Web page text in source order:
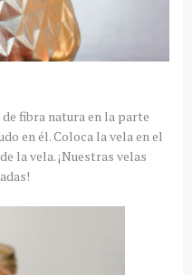
fibra natura en la parte
en él. Coloca la vela en el
la vela. ¡Nuestras velas